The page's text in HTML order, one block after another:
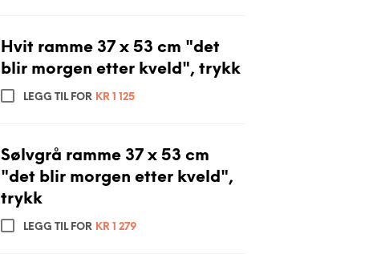
Hvit ramme 37 x 53 cm "det
blir morgen etter kveld", trykk
LEGG TIL FOR KR 1 125
Sølvgrå ramme 37 x 53 cm
"det blir morgen etter kveld",
trykk
LEGG TIL FOR KR 1 279